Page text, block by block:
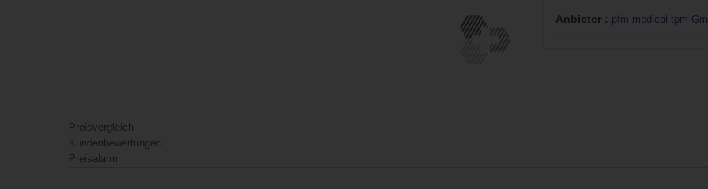
Anbieter : pfm medical tpm
Preisvergleich
Kundenbewertungen
Preisalarm